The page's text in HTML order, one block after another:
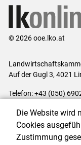
© 2026 ooe.lko.at
Auf der Gugl 3, 4021
Telefon: +43 (050)
Impressum|Kontakt|
Barrierefreiheit
Die Website wird
Cookies
Zustimmung